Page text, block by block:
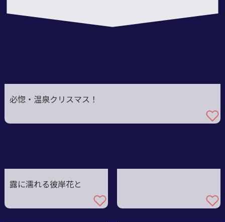
必惚・温泉クリスマス！
露に濡れる彼岸花と